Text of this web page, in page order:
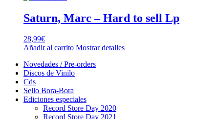
Saturn, Marc – Hard to sell Lp
28,99€
Añadir al carrito Mostrar detalles
Novedades / Pre-orders
Discos de Vinilo
Cds
Sello Bora-Bora
Ediciones especiales
Record Store Day 2020
Record Store Day 2021